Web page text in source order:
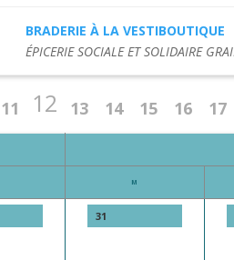
BRADERIE À LA VESTIBOUTIQUE
ÉPICERIE SOCIALE ET SOLIDAIRE
11 12 13 14 15 16 17
M
31